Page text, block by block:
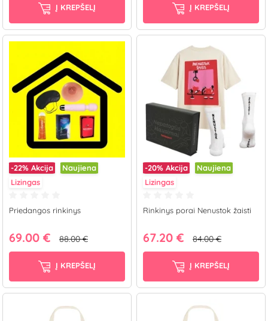
Į KREPŠELĮ Į KREPŠELĮ
-22% Akcija
Naujiena
Lizingas
Priedangos rinkinys
69.00 € 88.00 €
Į KREPŠELĮ
-20% Akcija
Naujiena
Lizingas
Rinkinys porai Nenustok žaisti
67.20 € 84.00 €
Į KREPŠELĮ